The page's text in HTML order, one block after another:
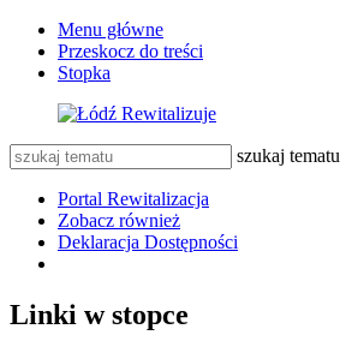
Menu główne
Przeskocz do treści
Stopka
szukaj tematu
Portal Rewitalizacja
Zobacz również
Deklaracja Dostępności
Linki w stopce